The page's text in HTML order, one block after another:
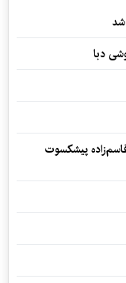
شد
دبا
پیشکسوت